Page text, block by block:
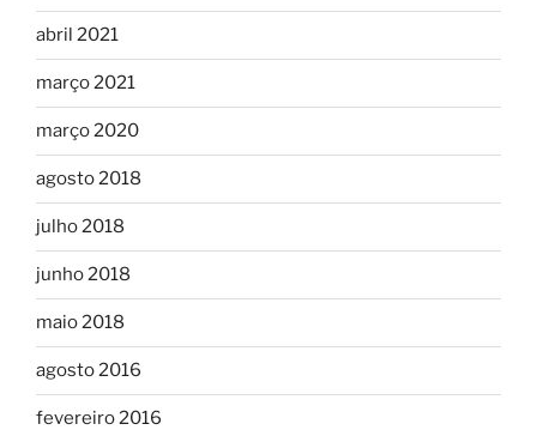
abril 2021
março 2021
março 2020
agosto 2018
julho 2018
junho 2018
maio 2018
agosto 2016
fevereiro 2016